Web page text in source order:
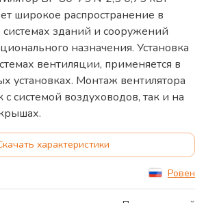
широкое распространение в
зданий и сооружений
назначения. Установка
вентиляции, применяется в
установках. Монтаж вентилятора
с системой воздуховодов, так и на
характеристики
Ровен